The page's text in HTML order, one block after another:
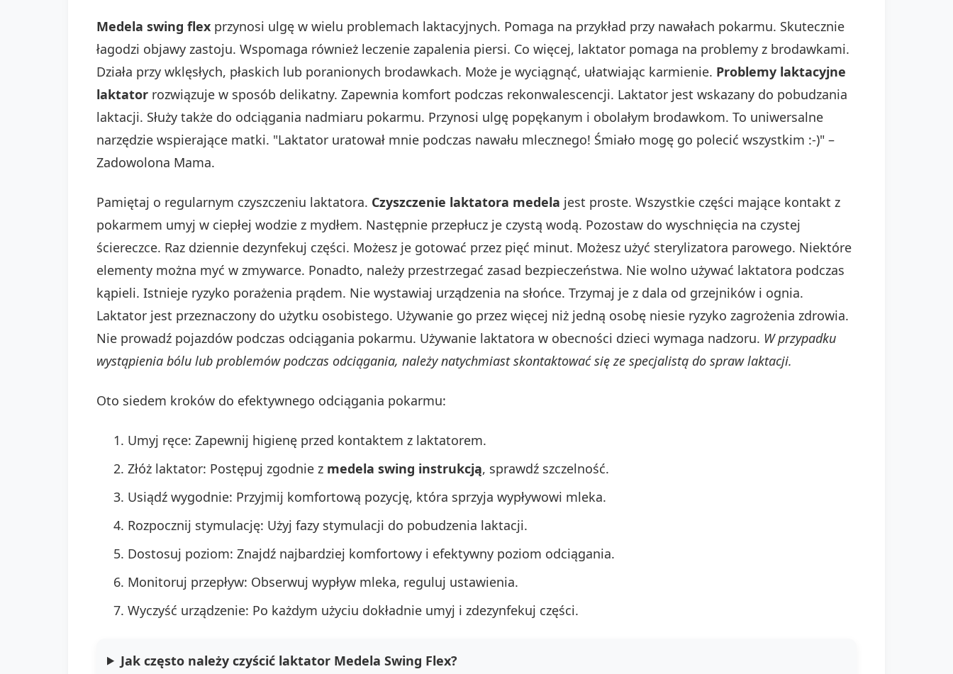
Medela swing flex przynosi ulgę w wielu problemach laktacyjnych. Pomaga na przykład przy nawałach pokarmu. Skutecznie
łagodzi objawy zastoju. Wspomaga również leczenie zapalenia piersi. Co więcej, laktator pomaga na problemy z brodawkami.
Działa przy wklęsłych, płaskich lub poranionych brodawkach. Może je wyciągnąć, ułatwiając karmienie. Problemy laktacyjne
laktator rozwiązuje w sposób delikatny. Zapewnia komfort podczas rekonwalescencji. Laktator jest wskazany do pobudzania
laktacji. Służy także do odciągania nadmiaru pokarmu. Przynosi ulgę popękanym i obolałym brodawkom. To uniwersalne
narzędzie wspierające matki. "Laktator uratował mnie podczas nawału mlecznego! Śmiało mogę go polecić wszystkim :-)" –
Zadowolona Mama.
Pamiętaj o regularnym czyszczeniu laktatora. Czyszczenie laktatora medela jest proste. Wszystkie części mające kontakt z
pokarmem umyj w ciepłej wodzie z mydłem. Następnie przepłucz je czystą wodą. Pozostaw do wyschnięcia na czystej
ściereczce. Raz dziennie dezynfekuj części. Możesz je gotować przez pięć minut. Możesz użyć sterylizatora parowego. Niektóre
elementy można myć w zmywarce. Ponadto, należy przestrzegać zasad bezpieczeństwa. Nie wolno używać laktatora podczas
kąpieli. Istnieje ryzyko porażenia prądem. Nie wystawiaj urządzenia na słońce. Trzymaj je z dala od grzejników i ognia.
Laktator jest przeznaczony do użytku osobistego. Używanie go przez więcej niż jedną osobę niesie ryzyko zagrożenia zdrowia.
Nie prowadź pojazdów podczas odciągania pokarmu. Używanie laktatora w obecności dzieci wymaga nadzoru. W przypadku
wystąpienia bólu lub problemów podczas odciągania, należy natychmiast skontaktować się ze specjalistą do spraw laktacji.
Oto siedem kroków do efektywnego odciągania pokarmu:
Umyj ręce: Zapewnij higienę przed kontaktem z laktatorem.
Złóż laktator: Postępuj zgodnie z medela swing instrukcją, sprawdź szczelność.
Usiądź wygodnie: Przyjmij komfortową pozycję, która sprzyja wypływowi mleka.
Rozpocznij stymulację: Użyj fazy stymulacji do pobudzenia laktacji.
Dostosuj poziom: Znajdź najbardziej komfortowy i efektywny poziom odciągania.
Monitoruj przepływ: Obserwuj wypływ mleka, reguluj ustawienia.
Wyczyść urządzenie: Po każdym użyciu dokładnie umyj i zdezynfekuj części.
Jak często należy czyścić laktator Medela Swing Flex?